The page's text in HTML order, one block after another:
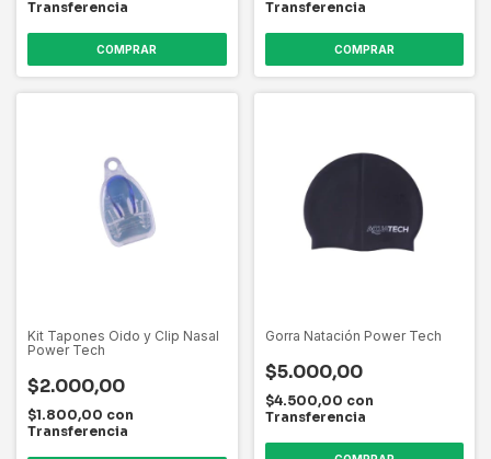
Transferencia
Transferencia
Kit Tapones Oido y Clip Nasal
Power Tech
$2.000,00
$1.800,00 con
Transferencia
Gorra Natación Power Tech
$5.000,00
$4.500,00 con
Transferencia